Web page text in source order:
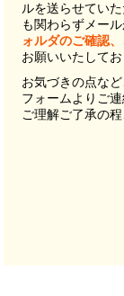
ルを送らせてい
も関わらずメー
ォルダのご確認
お願いいたしてお
お気づきの点な
フォームよりご
ご理解ご了承の